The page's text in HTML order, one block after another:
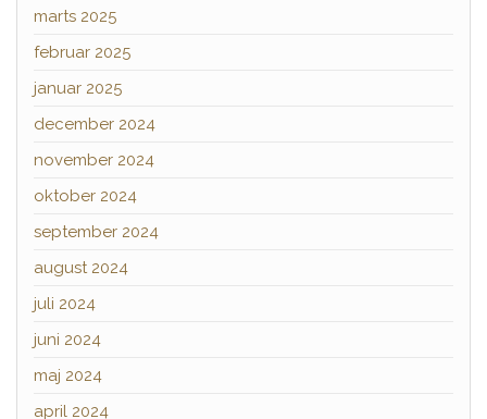
marts 2025
februar 2025
januar 2025
december 2024
november 2024
oktober 2024
september 2024
august 2024
juli 2024
juni 2024
maj 2024
april 2024